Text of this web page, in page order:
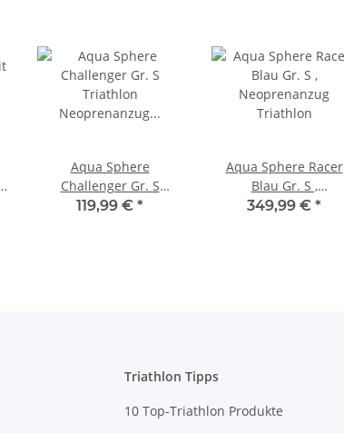
Aqua Sphere
Challenger Gr. S
Triathlon
119,99 € *
Aqua Sphere Racer
Blau Gr. S ,
Neoprenanzug
349,99 € *
Triathlon Tipps
10 Top-Triathlon Produkte